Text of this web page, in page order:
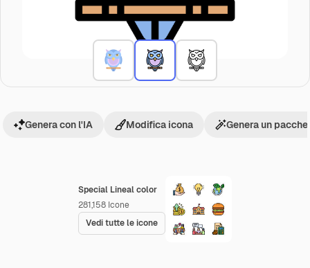
Special Lineal color
281,158 Icone
Vedi tutte le icone
Genera con l'IA Modifica icona Genera un